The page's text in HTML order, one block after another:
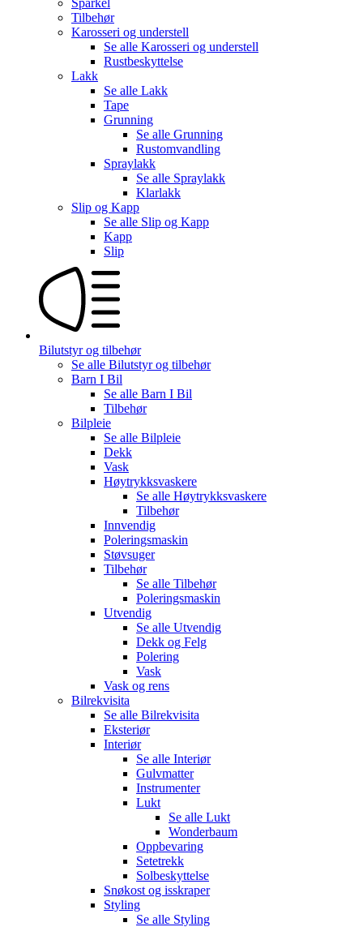
Tilbehør
Karosseri og understell
Se alle Karosseri og understell
Rustbeskyttelse
Lakk
Se alle Lakk
Tape
Grunning
Se alle Grunning
Rustomvandling
Spraylakk
Se alle Spraylakk
Klarlakk
Slip og Kapp
Se alle Slip og Kapp
Kapp
Slip
Bilutstyr og tilbehør
Se alle Bilutstyr og tilbehør
Barn I Bil
Se alle Barn I Bil
Tilbehør
Bilpleie
Se alle Bilpleie
Dekk
Vask
Høytrykksvaskere
Se alle Høytrykksvaskere
Tilbehør
Innvendig
Poleringsmaskin
Støvsuger
Tilbehør
Se alle Tilbehør
Poleringsmaskin
Utvendig
Se alle Utvendig
Dekk og Felg
Polering
Vask
Vask og rens
Bilrekvisita
Se alle Bilrekvisita
Eksteriør
Interiør
Se alle Interiør
Gulvmatter
Instrumenter
Lukt
Se alle Lukt
Wonderbaum
Oppbevaring
Setetrekk
Solbeskyttelse
Snøkost og isskraper
Styling
Se alle Styling